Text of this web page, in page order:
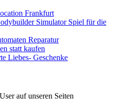
Frankfurt
Simulator Spiel für die
Reparatur
statt kaufen
Liebes- Geschenke
auf unseren Seiten